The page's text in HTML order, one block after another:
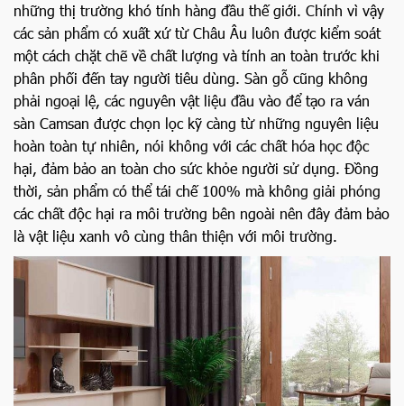
những thị trường khó tính hàng đầu thế giới. Chính vì vậy
các sản phẩm có xuất xứ từ Châu Âu luôn được kiểm soát
một cách chặt chẽ về chất lượng và tính an toàn trước khi
phân phối đến tay người tiêu dùng. Sàn gỗ cũng không
phải ngoại lệ, các nguyên vật liệu đầu vào để tạo ra ván
sàn Camsan được chọn lọc kỹ càng từ những nguyên liệu
hoàn toàn tự nhiên, nói không với các chất hóa học độc
hại, đảm bảo an toàn cho sức khỏe người sử dụng. Đồng
thời, sản phẩm có thể tái chế 100% mà không giải phóng
các chất độc hại ra môi trường bên ngoài nên đây đảm bảo
là vật liệu xanh vô cùng thân thiện với môi trường.